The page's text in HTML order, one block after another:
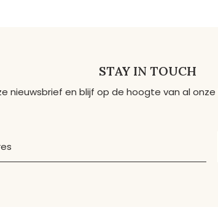
STAY IN TOUCH
nieuwsbrief en blijf op de hoogte van al